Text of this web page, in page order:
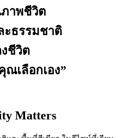
าพชีวิต
ธรรมชาติ
ชีวิต
เลือกเอง”
Matters